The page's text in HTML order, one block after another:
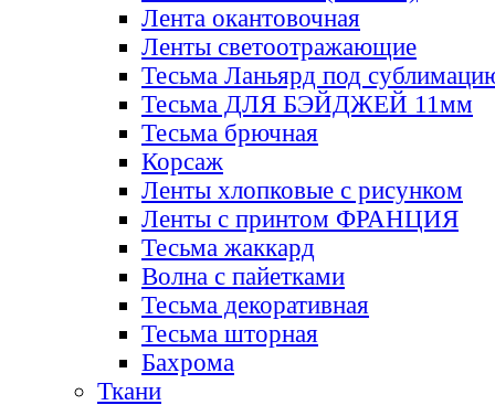
Лента окантовочная
Ленты светоотражающие
Тесьма Ланьярд под
Тесьма ДЛЯ БЭЙДЖЕЙ 11мм
Тесьма брючная
Корсаж
Ленты хлопковые с рисунком
Ленты с принтом ФРАНЦИЯ
Тесьма жаккард
Волна с пайетками
Тесьма декоративная
Тесьма шторная
Бахрома
Ткани